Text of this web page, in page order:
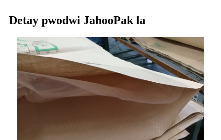
Detay pwodwi JahooPak la